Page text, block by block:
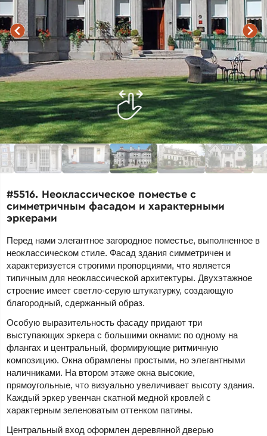
#5516. Неоклассическое поместье с
симметричным фасадом и характерными
эркерами
Перед нами элегантное загородное поместье, выполненное в
неоклассическом стиле. Фасад здания симметричен и
характеризуется строгими пропорциями, что является
типичным для неоклассической архитектуры. Двухэтажное
строение имеет светло-серую штукатурку, создающую
благородный, сдержанный образ.
Особую выразительность фасаду придают три
выступающих эркера с большими окнами: по одному на
флангах и центральный, формирующие ритмичную
композицию. Окна обрамлены простыми, но элегантными
наличниками. На втором этаже окна высокие,
прямоугольные, что визуально увеличивает высоту здания.
Каждый эркер увенчан скатной медной кровлей с
характерным зеленоватым оттенком патины.
Центральный вход оформлен деревянной дверью